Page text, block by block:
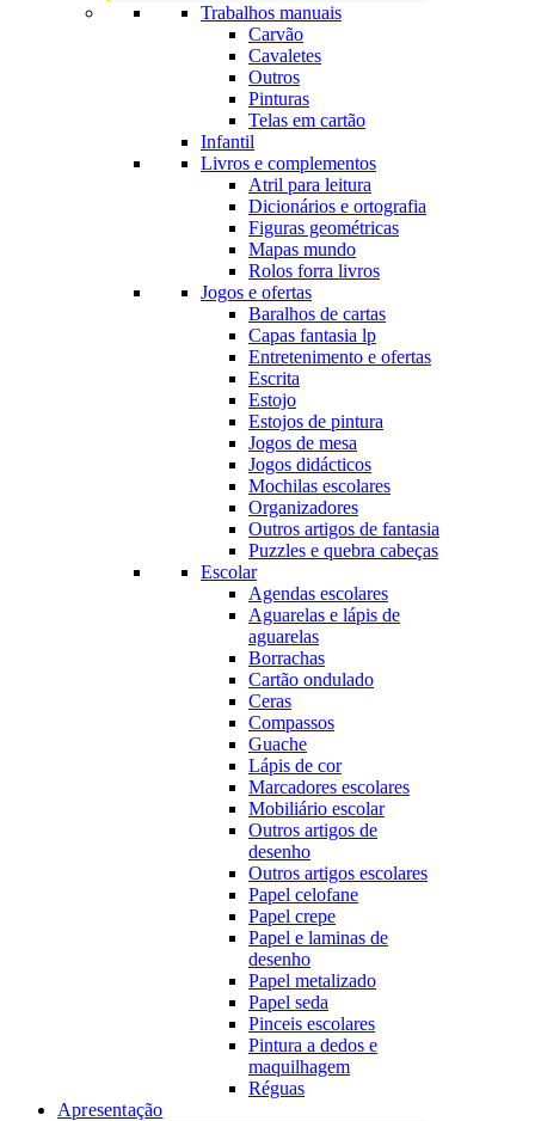
Trabalhos manuais
Carvão
Cavaletes
Outros
Pinturas
Telas em cartão
Infantil
Livros e complementos
Atril para leitura
Dicionários e ortografia
Figuras geométricas
Mapas mundo
Rolos forra livros
Jogos e ofertas
Baralhos de cartas
Capas fantasia lp
Entretenimento e ofertas
Escrita
Estojo
Estojos de pintura
Jogos de mesa
Jogos didácticos
Mochilas escolares
Organizadores
Outros artigos de fantasia
Puzzles e quebra cabeças
Escolar
Agendas escolares
Aguarelas e lápis de
aguarelas
Borrachas
Cartão ondulado
Ceras
Compassos
Guache
Lápis de cor
Marcadores escolares
Mobiliário escolar
Outros artigos de
desenho
Outros artigos escolares
Papel celofane
Papel crepe
Papel e laminas de
desenho
Papel metalizado
Papel seda
Pinceis escolares
Pintura a dedos e
maquilhagem
Réguas
Apresentação